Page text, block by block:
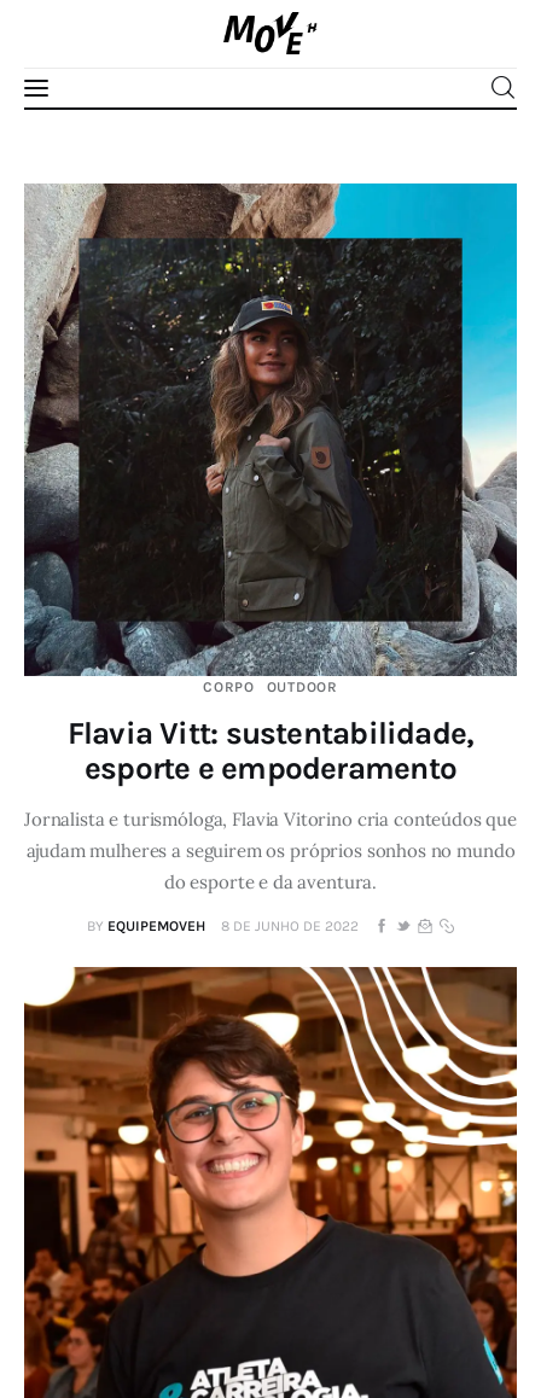
Mente
Espírito
Edições
Séries
Apoie
PLUS
CORPO OUTDOOR
Flavia Vitt: sustentabilidade,
esporte e empoderamento
Jornalista e turismóloga, Flavia Vitorino cria conteúdos que
ajudam mulheres a seguirem os próprios sonhos no mundo
do esporte e da aventura.
BY EQUIPEMOVEH 8 DE JUNHO DE 2022